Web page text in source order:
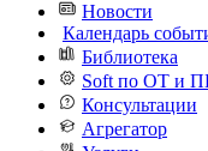
Новости
Календарь
Библиотека
Soft по ОТ и
Консультации
Агрегатор